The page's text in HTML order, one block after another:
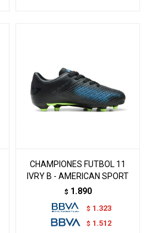
CHAMPIONES FUTBOL 11
IVRY B - AMERICAN SPORT
$ 1.890
$ 1.323
$ 1.512